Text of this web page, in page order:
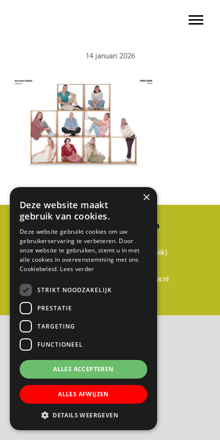
Toggle
14 januari 2026
Basisschool Gerardus Majella
Cabauwsekade 51a
3411 ED Cabauw (gemeente Lopik)
0348-551428
directie@gerardusmajella-cabauw.nl
B
a
s
i
s
s
c
h
×
Deze website maakt
gebruik van cookies.
Deze website gebruikt cookies om uw
gebruikerservaring te verbeteren. Door
onze website te gebruiken, stemt u in met
alle cookies in overeenstemming met ons
Cookiebeleid. Lees verder
STRIKT NOODZAKELIJK
PRESTATIE
TARGETING
FUNCTIONEEL
ALLES ACCEPTEREN
ALLES AFWIJZEN
DETAILS WEERGEVEN